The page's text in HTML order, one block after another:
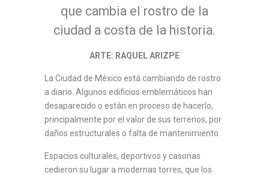
que cambia el rostro de la
ciudad a costa de la historia.
ARTE: RAQUEL ARIZPE
La Ciudad de México está cambiando de rostro
a diario. Algunos edificios emblemáticos han
desaparecido o están en proceso de hacerlo,
principalmente por el valor de sus terrenos, por
daños estructurales o falta de mantenimiento.
Espacios culturales, deportivos y casonas
cedieron su lugar a modernas torres, que los